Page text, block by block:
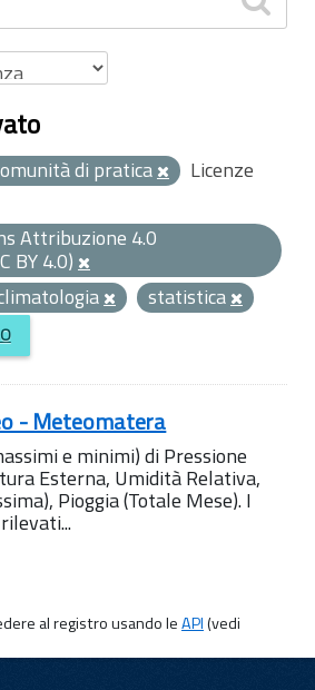
di pratica
Licenze
Attribuzione 4.0
BY 4.0)
statistica
- Meteomatera
e minimi) di Pressione
Esterna, Umidità Relativa,
Pioggia (Totale Mese). I
al registro usando leAPI(vedi